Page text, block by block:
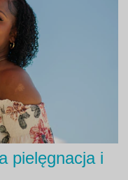
pielęgnacja i